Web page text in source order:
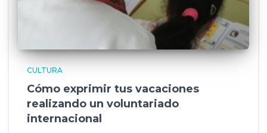
CULTURA
Cómo exprimir tus vacaciones
realizando un voluntariado
internacional